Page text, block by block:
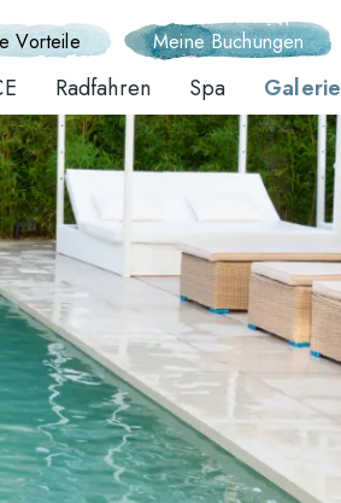
Vorteile Meine Buchungen
Radfahren Spa Galerie